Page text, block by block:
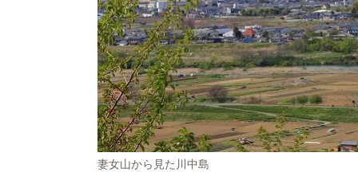
妻女山から見た川中島